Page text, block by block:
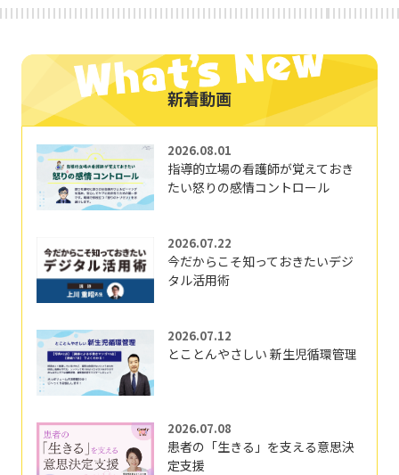
新着動画
2026.08.01
指導的立場の看護師が覚えておき
たい怒りの感情コントロール
2026.07.22
今だからこそ知っておきたいデジ
タル活用術
2026.07.12
とことんやさしい 新生児循環管理
2026.07.08
患者の「生きる」を支える意思決
定支援